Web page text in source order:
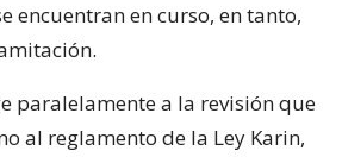
encuentran en curso, en tanto,
paralelamente a la revisión que
al reglamento de la Ley Karin,